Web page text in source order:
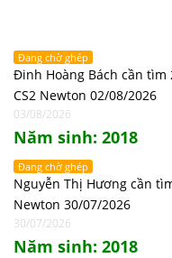
Đang chờ ghép
Đinh Hoàng Bách cần tìm
CS2 Newton 02/08/2026
03/08/2026
Năm sinh: 2018
Đang chờ ghép
Nguyễn Thị Hương cần
Newton 30/07/2026
30/07/2026
Năm sinh: 2018